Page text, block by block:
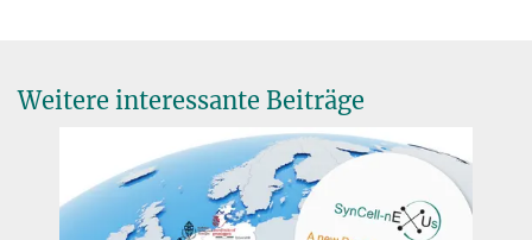
Max-Planck-Institut für terrestrische Mikrobiologie, Marburg
Weitere interessante Beiträge